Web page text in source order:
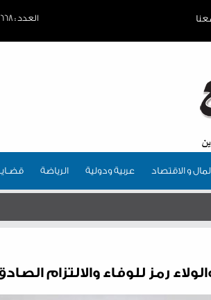
العدد : ١٧٦٦٨ - الجمعة ٠٧ أغسطس ٢٠٢٦ م، الموافق ٢٤ صفر ١٤٤٨هـ
و الاقتصاد عربية ودولية الرياضة
رمز للوفاء والالتزام